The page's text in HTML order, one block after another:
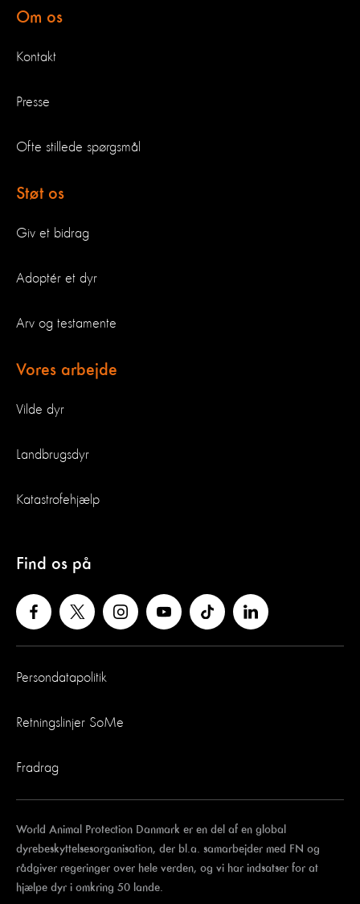
Om os
Kontakt
Presse
Ofte stillede spørgsmål
Støt os
Giv et bidrag
Adoptér et dyr
Arv og testamente
Vores arbejde
Vilde dyr
Landbrugsdyr
Katastrofehjælp
Find os på
Persondatapolitik
Retningslinjer SoMe
Fradrag
World Animal Protection Danmark er en del af en global
dyrebeskyttelsesorganisation, der bl.a. samarbejder med FN og
rådgiver regeringer over hele verden, og vi har indsatser for at
hjælpe dyr i omkring 50 lande.